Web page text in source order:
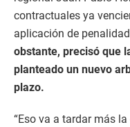
contractuales ya
aplicación de
obstante, precisó que
planteado un nuevo
plazo.
“Eso va a tardar más